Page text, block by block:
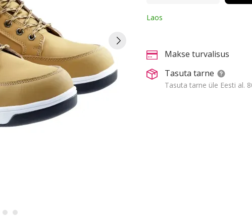
Laos
Makse turvalisus
Tasuta tarne
Tasuta tarne üle Eesti al.